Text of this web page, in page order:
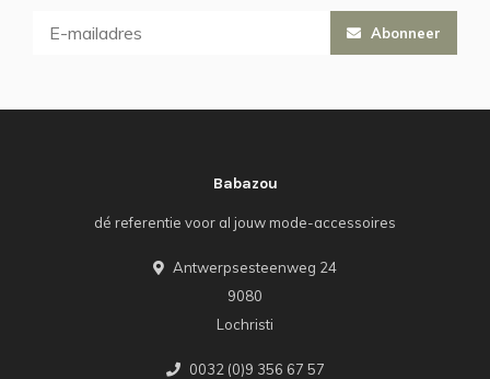
Abonneer
Babazou
dé referentie voor al jouw mode-accessoires
Antwerpsesteenweg 24
9080
Lochristi
0032 (0)9 356 67 57